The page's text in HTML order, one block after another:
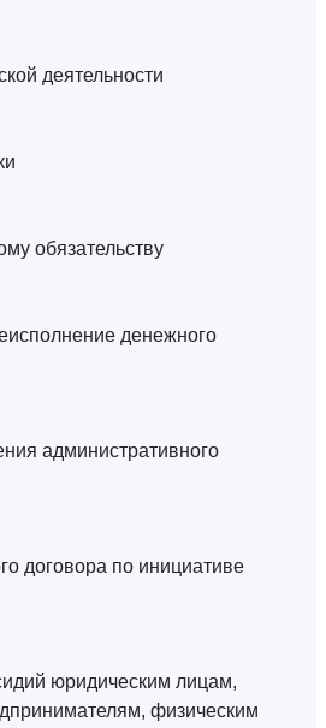
деятельности
обязательству
денежного
административного
договора по инициативе
юридическим лицам,
физическим